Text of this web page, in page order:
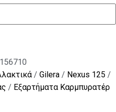
/ Gilera / Nexus 125 /
/ Εξαρτήματα Καρμπυρατέρ